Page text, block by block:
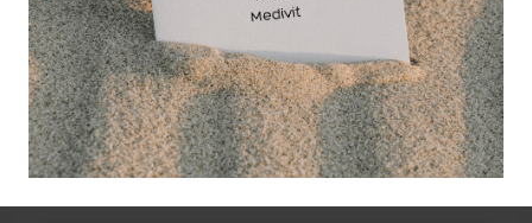
Mykored is een product dat speciaal voor de
verzorging en geurverbetering van de ruimtes
tussen de tenen en de teennagels ontwikkeld werd.
Mykored voorkomt voetschimmel en biedt tijdig
weerwerk. De spray is ideaal om in de schoenen te
spuiten.